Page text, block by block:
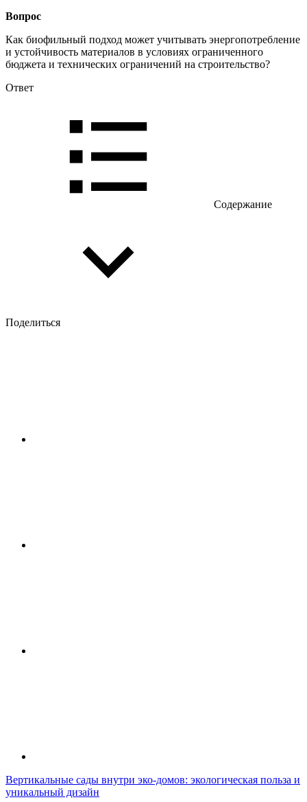
Вопрос
Как биофильный подход может учитывать энергопотребление
и устойчивость материалов в условиях ограниченного
бюджета и технических ограничений на строительство?
Ответ
Содержание
Поделиться
Вертикальные сады внутри эко-домов: экологическая польза и
уникальный дизайн